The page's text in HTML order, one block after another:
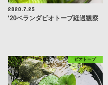
2020.7.25
‘20ベランダビオトープ経過観察
ビオトープ